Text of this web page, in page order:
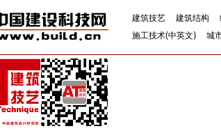
建筑技艺 建筑结构
施工技术(中英文)
城